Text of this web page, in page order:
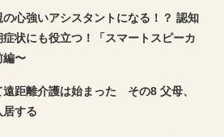
の心強いアシスタントになる！？ 認知
症状にも役立つ！「スマートスピーカ
編〜
遠距離介護は始まった その8 父母、
居する